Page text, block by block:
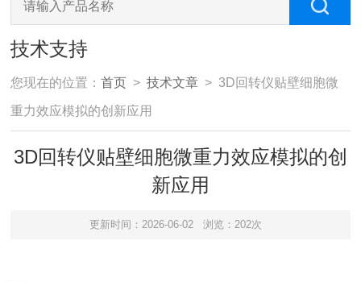
技术支持
您现在的位置：首页 >技术文章 > 3D回转仪贴壁细胞微
重力效应模拟的创新应用
3D回转仪贴壁细胞微重力效应模拟的创
新应用
更新时间：2026-06-02 浏览：202次